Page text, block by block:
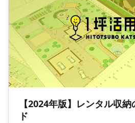
【2024年版】レンタル収
ド